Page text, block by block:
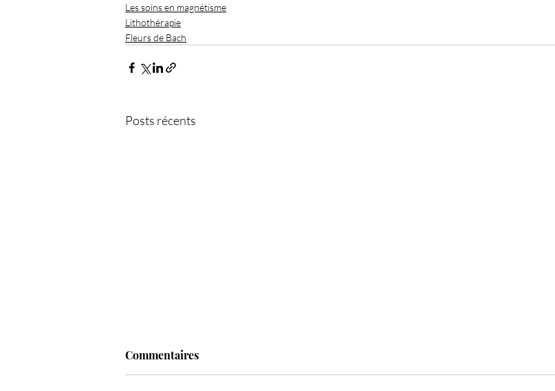
Les soins en magnétisme
Lithothérapie
Fleurs de Bach
Posts récents
Commentaires